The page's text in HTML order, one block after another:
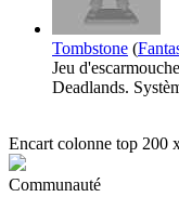
Tombstone (
Jeu
Deadlands.
Encart colonne top 200
Communauté